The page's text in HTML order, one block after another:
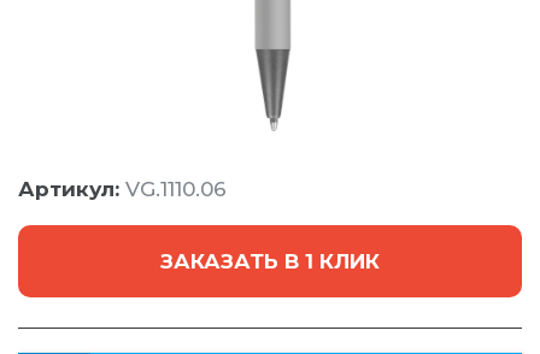
Артикул: VG.1110.06
ЗАКАЗАТЬ В 1 КЛИК